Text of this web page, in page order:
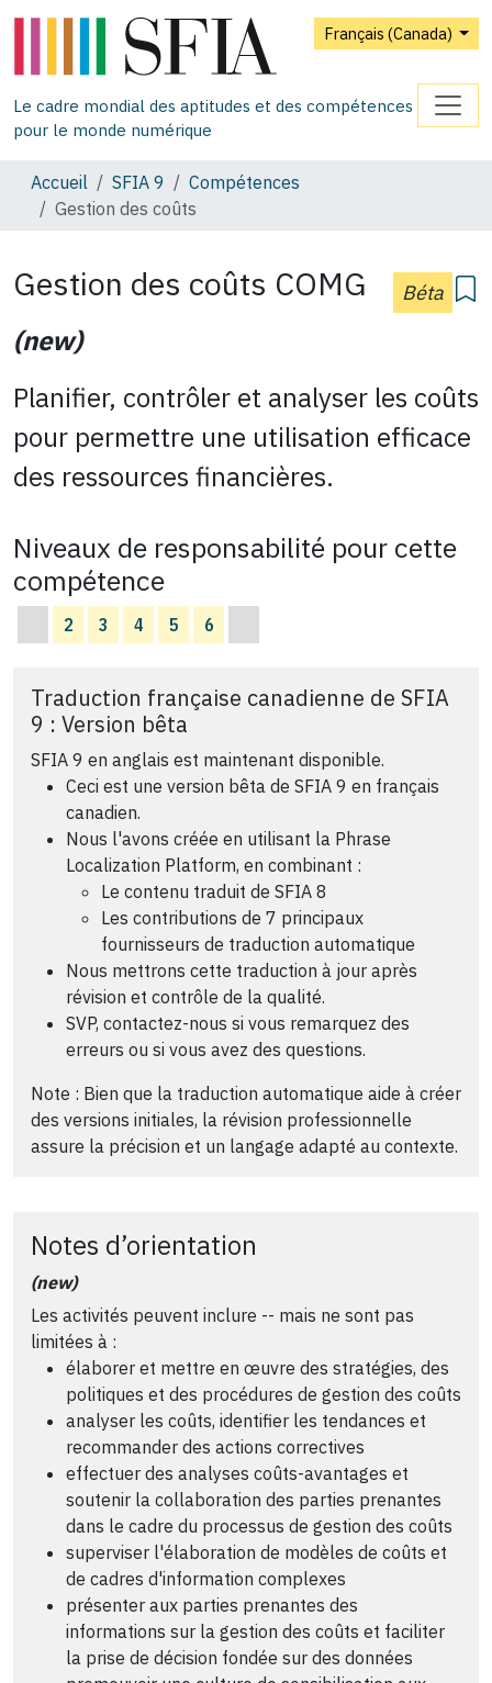
Français (Canada)
Le cadre mondial des aptitudes et des compétences
pour le monde numérique
Accueil SFIA 9
Compétences
Gestion des coûts
Gestion des coûts COMG Béta
(new)
Planifier, contrôler et analyser les coûts
pour permettre une utilisation efficace
des ressources financières.
Niveaux de responsabilité pour cette
compétence
2 3 4 5 6
Traduction française canadienne de SFIA
9 : Version bêta
SFIA 9 en anglais est maintenant disponible.
Ceci est une version bêta de SFIA 9 en français
canadien.
Nous l'avons créée en utilisant la Phrase
Localization Platform, en combinant :
Le contenu traduit de SFIA 8
Les contributions de 7 principaux
fournisseurs de traduction automatique
Nous mettrons cette traduction à jour après
révision et contrôle de la qualité.
SVP, contactez-nous si vous remarquez des
erreurs ou si vous avez des questions.
Note : Bien que la traduction automatique aide à créer
des versions initiales, la révision professionnelle
assure la précision et un langage adapté au contexte.
Notes d’orientation
(new)
Les activités peuvent inclure -- mais ne sont pas
limitées à :
élaborer et mettre en œuvre des stratégies, des
politiques et des procédures de gestion des coûts
analyser les coûts, identifier les tendances et
recommander des actions correctives
effectuer des analyses coûts-avantages et
soutenir la collaboration des parties prenantes
dans le cadre du processus de gestion des coûts
superviser l'élaboration de modèles de coûts et
de cadres d'information complexes
présenter aux parties prenantes des
informations sur la gestion des coûts et faciliter
la prise de décision fondée sur des données